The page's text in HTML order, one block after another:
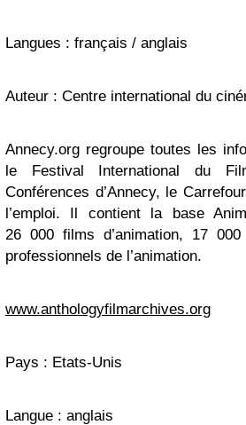
Langues : français / anglais
Auteur : Centre international du
Annecy.org regroupe toutes les
le Festival International du
Conférences d’Annecy, le
l’emploi. Il contient la base
26 000 films d’animation, 17
professionnels de l’animation.
www.anthologyfilmarchives.org
Pays : Etats-Unis
Langue : anglais